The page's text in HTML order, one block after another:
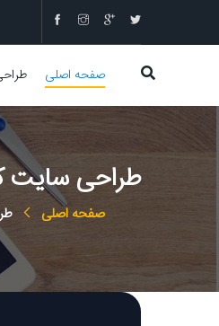
صفحه اصلی
طراحی سایت
صفحه اصلی